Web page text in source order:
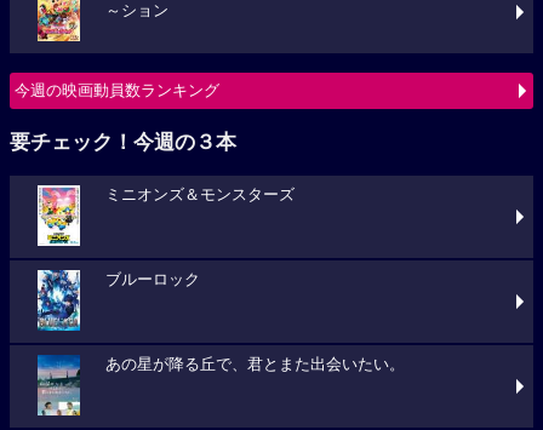
～ション
今週の映画動員数ランキング
要チェック！今週の３本
ミニオンズ＆モンスターズ
ブルーロック
あの星が降る丘で、君とまた出会いたい。